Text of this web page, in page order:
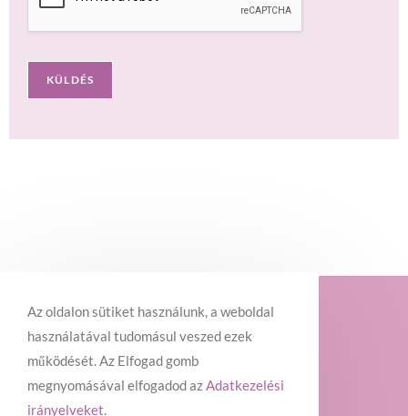
KÜLDÉS
Adatkezelési tájékoztató
Az oldalon sütiket használunk, a weboldal
használatával tudomásul veszed ezek
működését. Az Elfogad gomb
megnyomásával elfogadod azAdatkezelési
irányelveket.